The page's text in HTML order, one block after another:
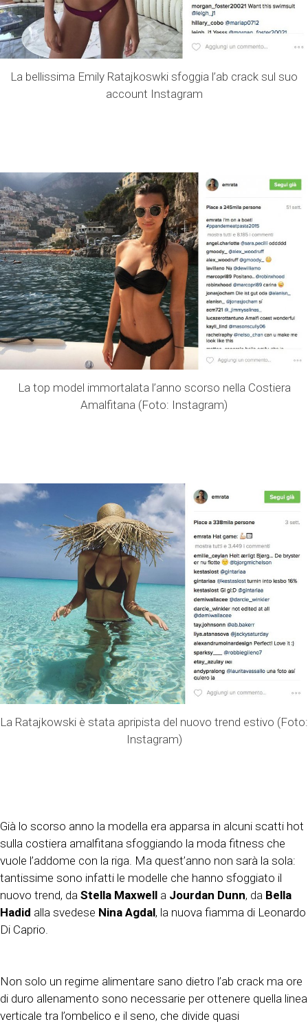
La bellissima Emily Ratajkoswki sfoggia l’ab crack sul suo
account Instagram
La top model immortalata l’anno scorso nella Costiera
Amalfitana (Foto: Instagram)
La Ratajkowski è stata apripista del nuovo trend estivo (Foto:
Instagram)
Già lo scorso anno la modella era apparsa in alcuni scatti hot
sulla costiera amalfitana sfoggiando la moda fitness che
vuole l’addome con la riga. Ma quest’anno non sarà la sola:
tantissime sono infatti le modelle che hanno sfoggiato il
nuovo trend, da Stella Maxwell a Jourdan Dunn, da Bella
Hadid alla svedese Nina Agdal, la nuova fiamma di Leonardo
Di Caprio.
Non solo un regime alimentare sano dietro l’ab crack ma ore
di duro allenamento sono necessarie per ottenere quella linea
verticale tra l’ombelico e il seno, che divide quasi